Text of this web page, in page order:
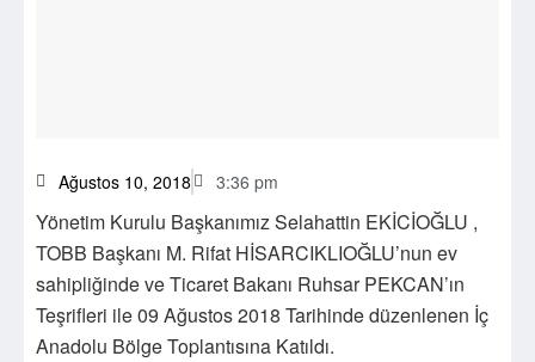
Ağustos 10, 2018 3:36 pm
Yönetim Kurulu Başkanımız Selahattin EKİCİOĞLU ,
TOBB Başkanı M. Rifat HİSARCIKLIOĞLU’nun ev
sahipliğinde ve Ticaret Bakanı Ruhsar PEKCAN’ın
Teşrifleri ile 09 Ağustos 2018 Tarihinde düzenlenen İç
Anadolu Bölge Toplantısına Katıldı.